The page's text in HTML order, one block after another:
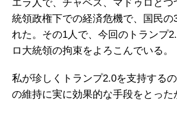
エラ人で、チャベス、マドゥロとつ
統領政権下での経済危機で、国民の
れた。その1人で、今回のトランプ
ロ大統領の拘束をよろこんでいる。
私が珍しくトランプ2.0を支持する
の維持に実に効果的な手段をとった